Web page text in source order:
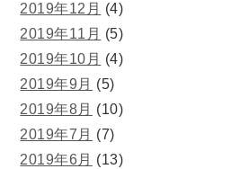
2019年12月 (4)
2019年11月 (5)
2019年10月 (4)
2019年9月 (5)
2019年8月 (10)
2019年7月 (7)
2019年6月 (13)